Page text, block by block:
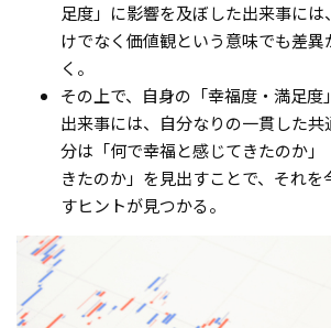
足度」に影響を及ぼした出来事に
けでなく価値観という意味でも差異
く。
その上で、自身の「幸福度・満足度
出来事には、自分なりの一貫した共
分は「何で幸福と感じてきたのか」
きたのか」を見出すことで、それを
すヒントが見つかる。